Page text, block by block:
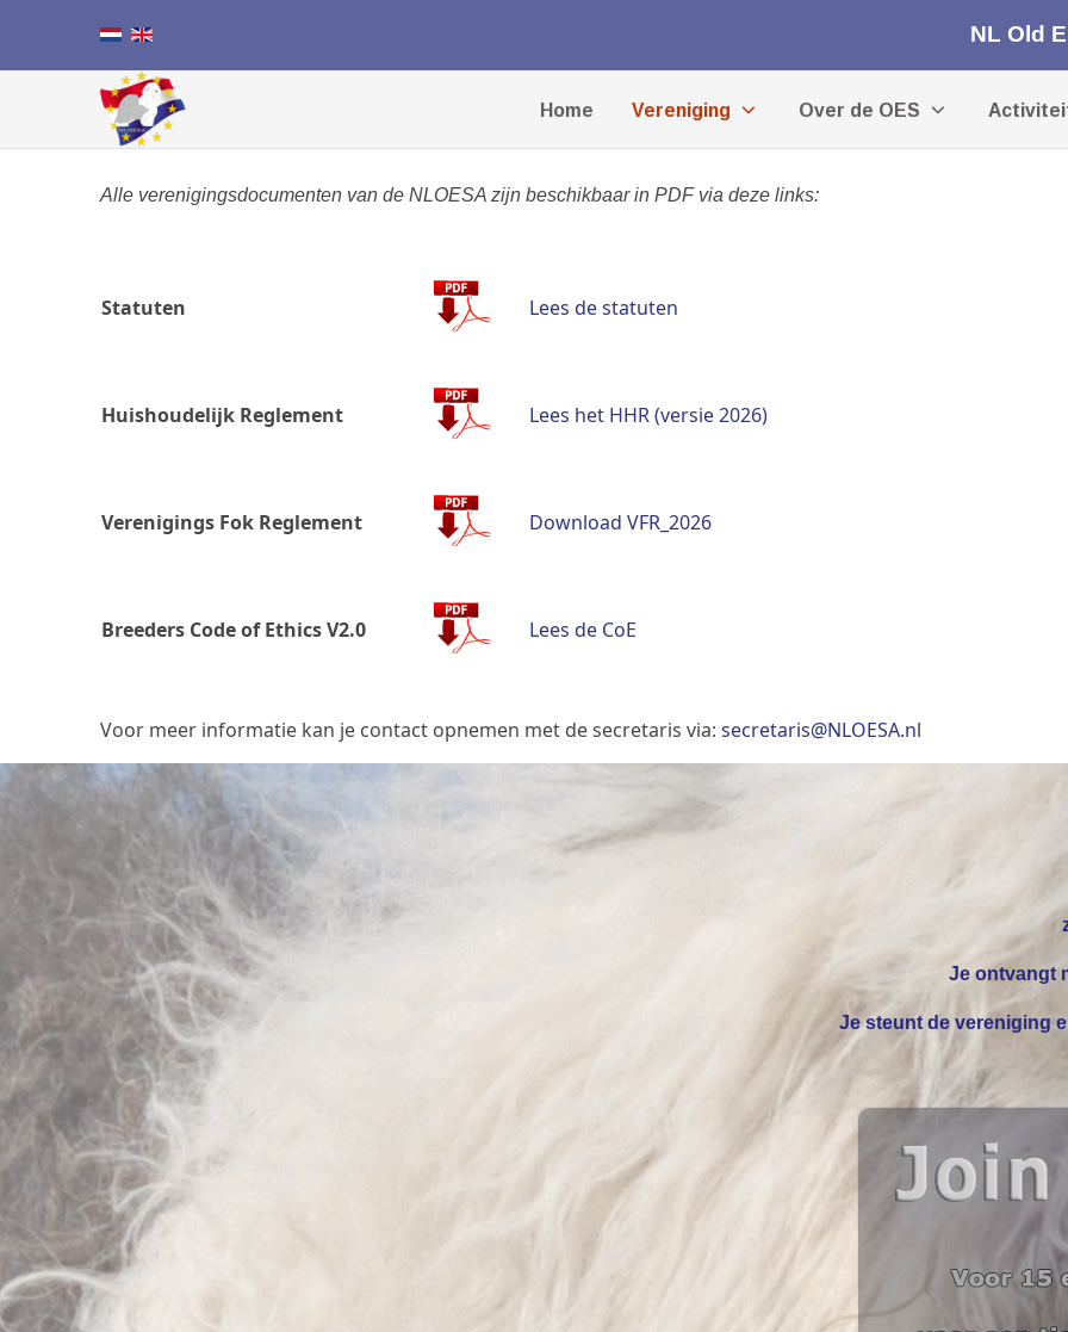
NL Old
Home Vereniging Over de OES
Alle verenigingsdocumenten van de NLOESA zijn beschikbaar in PDF via deze links:
Statuten Lees de statuten
Huishoudelijk Reglement Lees het HHR (versie 2026)
Verenigings Fok Reglement Download VFR_2026
Breeders Code of Ethics V2.0 Lees de CoE
Voor meer informatie kan je contact opnemen met de secretaris via: secretaris@NLOESA.nl
Je ontvangt
Je steunt de vereniging